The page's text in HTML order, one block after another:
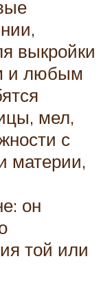
выкройки
и любым
мел,
с
материи,
он
той или